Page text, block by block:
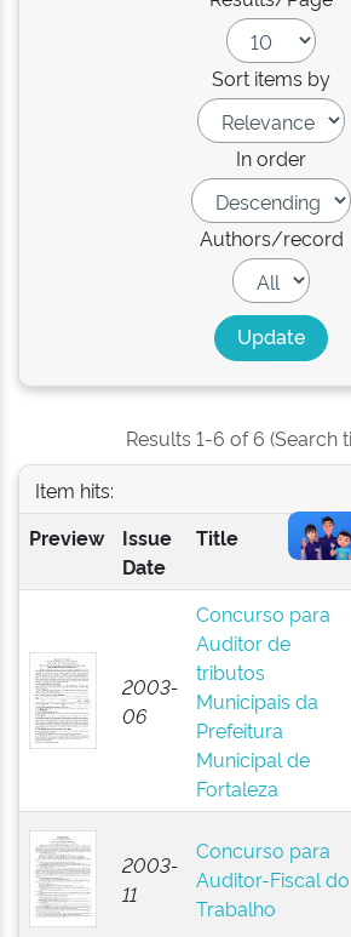
Sort items by
In order
Authors/record
Results 1-6 of 6 (Search
Item hits:
Preview
Issue
Date
Title
2003-
06
Concurso para
Auditor de
tributos
Municipais da
Prefeitura
Municipal de
Fortaleza
2003-
11
Concurso para
Auditor-Fiscal do
Trabalho